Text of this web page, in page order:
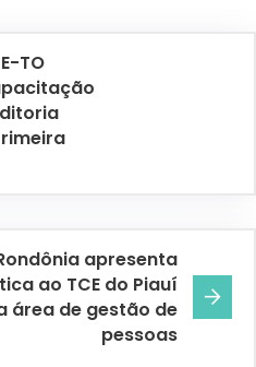
TO
apresenta
ao TCE do Piauí
área de gestão de
pessoas